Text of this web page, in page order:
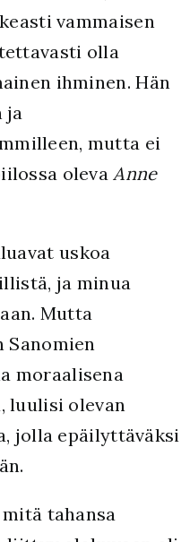
vammaisen
olla
ihminen. Hän
ja
mutta ei
olevaAnne
uskoa
ja minua
Mutta
Sanomien
moraalisena
luulisi olevan
jolla epäilyttäväksi
tahansa